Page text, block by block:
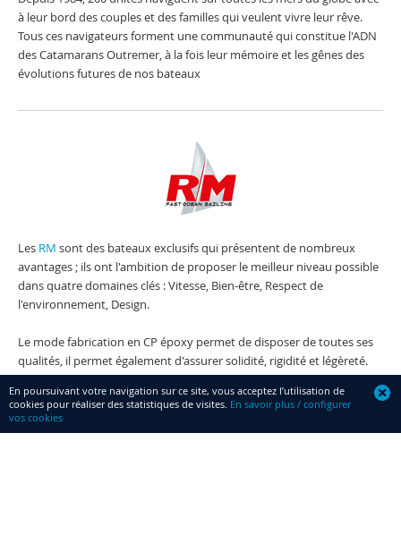
à leur bord des couples et des familles qui veulent vivre leur rêve.
Tous ces navigateurs forment une communauté qui constitue l'ADN
des Catamarans Outremer, à la fois leur mémoire et les gênes des
évolutions futures de nos bateaux
Les RM sont des bateaux exclusifs qui présentent de nombreux
avantages ; ils ont l'ambition de proposer le meilleur niveau possible
dans quatre domaines clés : Vitesse, Bien-être, Respect de
l'environnement, Design.
Le mode fabrication en CP époxy permet de disposer de toutes ses
qualités, il permet également d'assurer solidité, rigidité et légèreté.
En poursuivant votre navigation sur ce site, vous acceptez l’utilisation de
cookies pour réaliser des statistiques de visites. En savoir plus / configurer
vos cookies